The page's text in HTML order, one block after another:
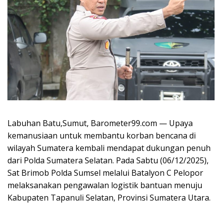
Labuhan Batu,Sumut, Barometer99.com — Upaya
kemanusiaan untuk membantu korban bencana di
wilayah Sumatera kembali mendapat dukungan penuh
dari Polda Sumatera Selatan. Pada Sabtu (06/12/2025),
Sat Brimob Polda Sumsel melalui Batalyon C Pelopor
melaksanakan pengawalan logistik bantuan menuju
Kabupaten Tapanuli Selatan, Provinsi Sumatera Utara.